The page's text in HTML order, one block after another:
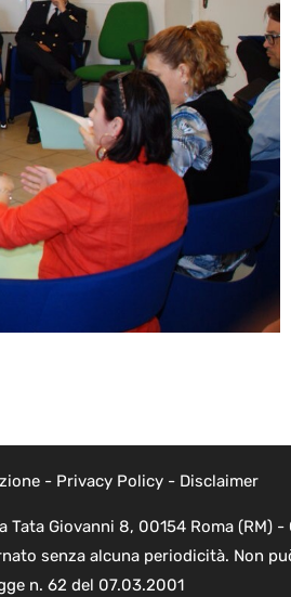
- Privacy Policy- Disclaimer
Giovanni 8, 00154 Roma (RM)
senza alcuna periodicità. Non
n. 62 del 07.03.2001